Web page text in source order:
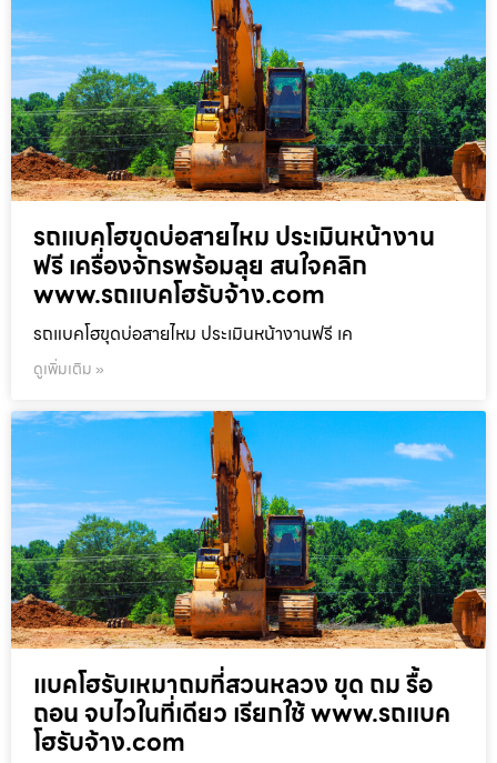
รถแบคโฮขุดบ่อสายไหม ประเมินหน้างาน
ฟรี เครื่องจักรพร้อมลุย สนใจคลิก
www.รถแบคโฮรับจ้าง.com
รถแบคโฮขุดบ่อสายไหม ประเมินหน้างานฟรี เค
ดูเพิ่มเติม »
แบคโฮรับเหมาถมที่สวนหลวง ขุด ถม รื้อ
ถอน จบไวในที่เดียว เรียกใช้ www.รถแบค
โฮรับจ้าง.com